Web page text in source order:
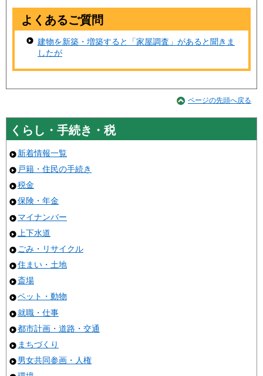
よくあるご質問
建物を新築・増築すると「家屋調査」があると聞きま
したが
ページの先頭へ戻る
くらし・手続き・税
新着情報一覧
戸籍・住民の手続き
税金
保険・年金
マイナンバー
上下水道
ごみ・リサイクル
住まい・土地
斎場
ペット・動物
就職・仕事
都市計画・道路・交通
まちづくり
男女共同参画・人権